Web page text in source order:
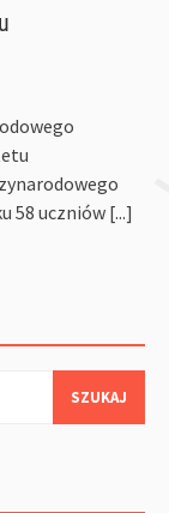
58 uczniów [...]